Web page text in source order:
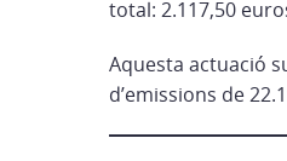
total: 2.117,50
Aquesta actuació
d’emissions de